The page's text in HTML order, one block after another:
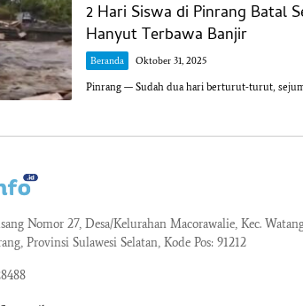
2 Hari Siswa di Pinrang Batal
Hanyut Terbawa Banjir
Beranda Oktober 31, 2025
Pinrang — Sudah dua hari berturut-turut,
Nomor 27, Desa/Kelurahan Macorawalie, Kec.
Provinsi Sulawesi Selatan, Kode Pos: 91212